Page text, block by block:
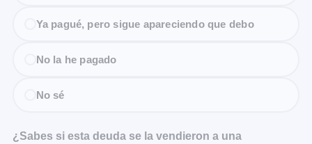
Ya pagué, pero sigue apareciendo que debo
No la he pagado
No sé
¿Sabes si esta deuda se la vendieron a una